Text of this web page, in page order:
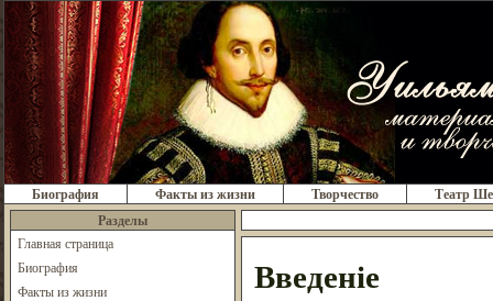
Биография Факты из жизни Творчество
Театр
Разделы
Главная страница
Биография
Факты из жизни
Введеніе